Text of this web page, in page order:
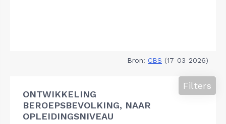
Bron: CBS (17-03-2026)
ONTWIKKELING
BEROEPSBEVOLKING, NAAR
OPLEIDINGSNIVEAU
Filters